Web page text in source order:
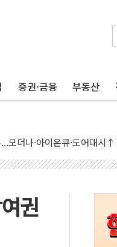
증권·금융 부동산
라 드론으로 나토 회원국 공
선물 AI주 차익실현 속 혼조
용 둔화·호르무즈 재개방 기
에 실적 호조까지, 상승...호
우크라 민간인 '사파리' 공격…
권